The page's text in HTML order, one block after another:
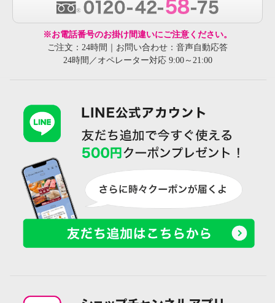
※お電話番号のお掛け間違いにご注意ください。
ご注文：24時間｜お問い合わせ：音声自動応答
24時間／オペレーター対応 9:00～21:00